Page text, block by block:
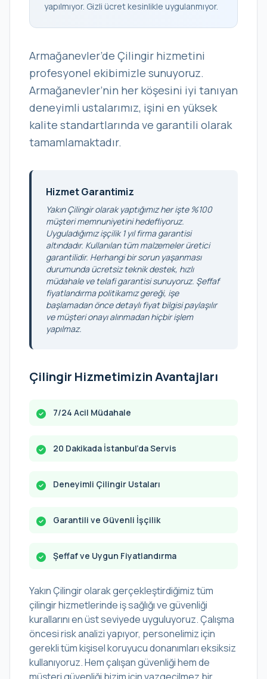
yapılmıyor. Gizli ücret kesinlikle uygulanmıyor.
Armağanevler’de Çilingir hizmetini
profesyonel ekibimizle sunuyoruz.
Armağanevler’nin her köşesini iyi tanıyan
deneyimli ustalarımız, işini en yüksek
kalite standartlarında ve garantili olarak
tamamlamaktadır.
Hizmet Garantimiz
Yakın Çilingir olarak yaptığımız her işte %100
müşteri memnuniyetini hedefliyoruz.
Uyguladığımız işçilik 1 yıl firma garantisi
altındadır. Kullanılan tüm malzemeler üretici
garantilidir. Herhangi bir sorun yaşanması
durumunda ücretsiz teknik destek, hızlı
müdahale ve telafi garantisi sunuyoruz. Şeffaf
fiyatlandırma politikamız gereği, işe
başlamadan önce detaylı fiyat bilgisi paylaşılır
ve müşteri onayı alınmadan hiçbir işlem
yapılmaz.
Çilingir Hizmetimizin Avantajları
7/24 Acil Müdahale
20 Dakikada İstanbul’da Servis
Deneyimli Çilingir Ustaları
Garantili ve Güvenli İşçilik
Şeffaf ve Uygun Fiyatlandırma
Yakın Çilingir olarak gerçekleştirdiğimiz tüm
çilingir hizmetlerinde iş sağlığı ve güvenliği
kurallarını en üst seviyede uyguluyoruz. Çalışma
öncesi risk analizi yapıyor, personelimiz için
gerekli tüm kişisel koruyucu donanımları eksiksiz
kullanıyoruz. Hem çalışan güvenliği hem de